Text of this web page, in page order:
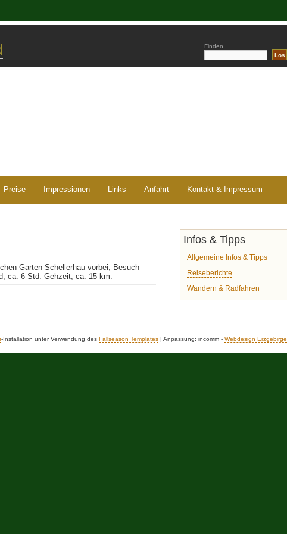
Finden
Preise Impressionen Links Anfahrt Kontakt & Impressum
Garten Schellerhau vorbei, Besuch
ca. 6 Std. Gehzeit, ca. 15 km.
Infos & Tipps
Allgemeine Infos & Tipps
Reiseberichte
Wandern & Radfahren
-Installation unter Verwendung des Fallseason Templates | Anpassung: incomm - Webdesign Erzgebirge